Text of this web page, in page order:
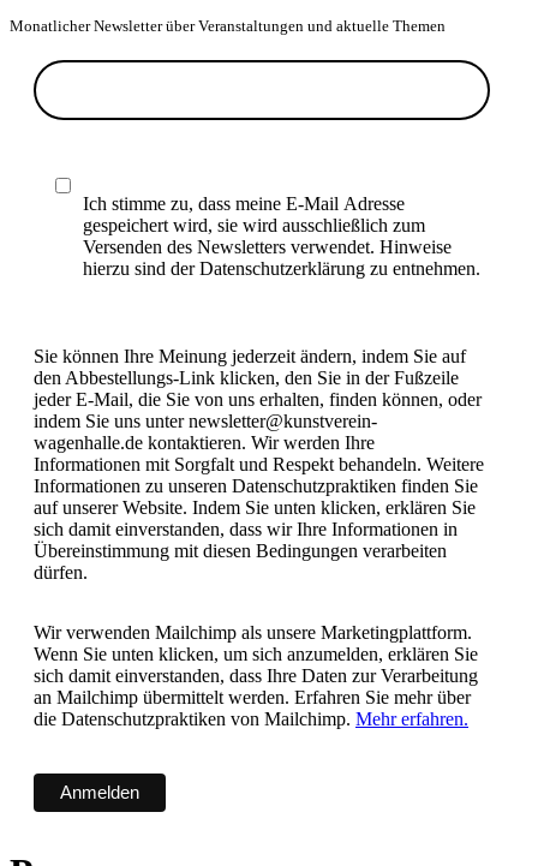
Monatlicher Newsletter über Veranstaltungen und aktuelle Themen
Ich stimme zu, dass meine E-Mail Adresse
gespeichert wird, sie wird ausschließlich zum
Versenden des Newsletters verwendet. Hinweise
hierzu sind der Datenschutzerklärung zu entnehmen.
Sie können Ihre Meinung jederzeit ändern, indem Sie auf
den Abbestellungs-Link klicken, den Sie in der Fußzeile
jeder E-Mail, die Sie von uns erhalten, finden können, oder
indem Sie uns unter newsletter@kunstverein-
wagenhalle.de kontaktieren. Wir werden Ihre
Informationen mit Sorgfalt und Respekt behandeln. Weitere
Informationen zu unseren Datenschutzpraktiken finden Sie
auf unserer Website. Indem Sie unten klicken, erklären Sie
sich damit einverstanden, dass wir Ihre Informationen in
Übereinstimmung mit diesen Bedingungen verarbeiten
dürfen.
Wir verwenden Mailchimp als unsere Marketingplattform.
Wenn Sie unten klicken, um sich anzumelden, erklären Sie
sich damit einverstanden, dass Ihre Daten zur Verarbeitung
an Mailchimp übermittelt werden. Erfahren Sie mehr über
die Datenschutzpraktiken von Mailchimp. Mehr erfahren.